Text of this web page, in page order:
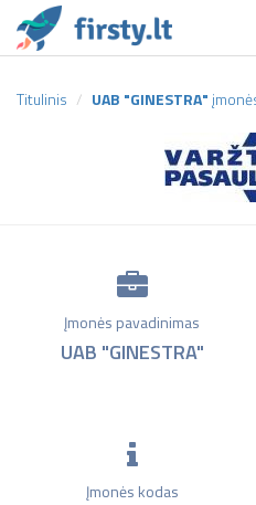
Titulinis UAB "GINESTRA"
Įmonės pavadinimas
UAB "GINESTRA"
Įmonės kodas